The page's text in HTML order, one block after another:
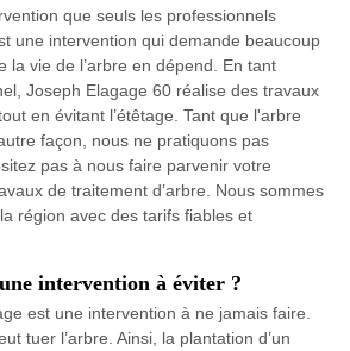
que seuls les professionnels
une intervention qui demande beaucoup
la vie de l’arbre en dépend. En tant
Joseph Elagage 60 réalise des travaux
en évitant l’étêtage. Tant que l'arbre
façon, nous ne pratiquons pas
pas à nous faire parvenir votre
de traitement d’arbre. Nous sommes
région avec des tarifs fiables et
intervention à éviter ?
est une intervention à ne jamais faire.
tuer l’arbre. Ainsi, la plantation d’un